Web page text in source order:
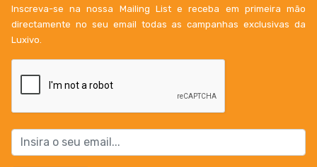
Inscreva-se na nossa Mailing List e receba em primeira mão
directamente no seu email todas as campanhas exclusivas da
Luxivo.